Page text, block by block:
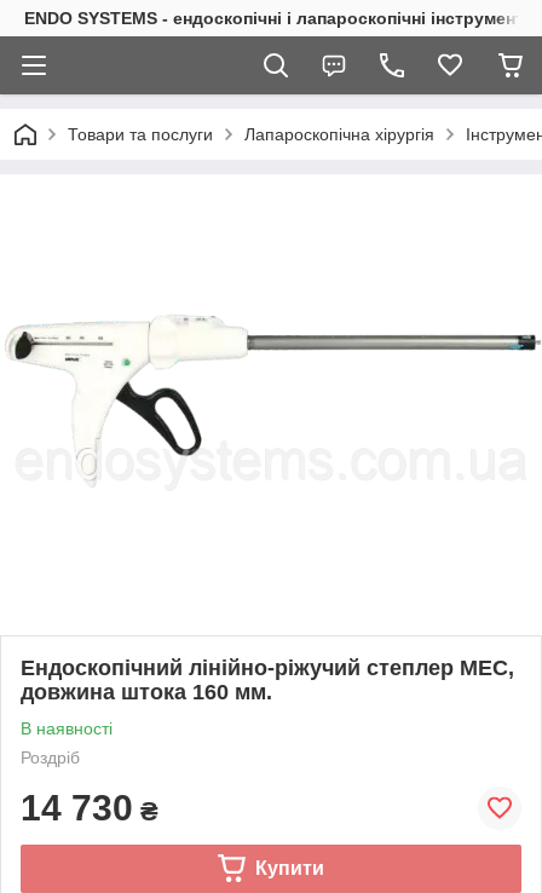
ENDO SYSTEMS - ендоскопічні і лапароскопічні інструменти
Товари та послуги Лапароскопічна хірургія
Ендоскопічний лінійно-ріжучий степлер MEC,
довжина штока 160 мм.
В наявності
Роздріб
14 730 ₴
Купити